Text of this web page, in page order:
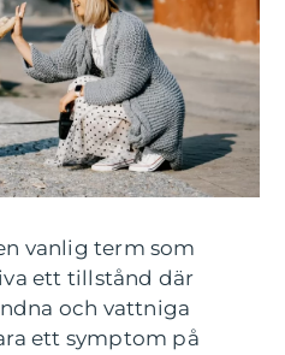
vanlig term som
ett tillstånd där
och vattniga
ett symptom på